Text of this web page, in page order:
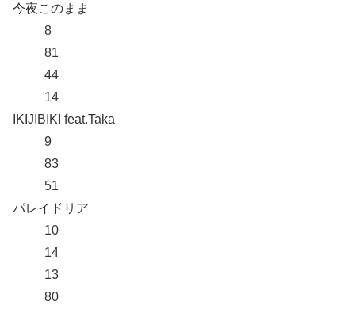
今夜このまま
8
81
44
14
IKIJIBIKI feat.Taka
9
83
51
パレイドリア
10
14
13
80